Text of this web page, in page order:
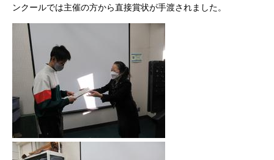
ンクールでは主催の方から直接賞状が手渡されました。